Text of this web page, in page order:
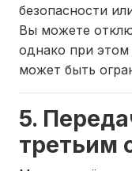
безопасности
Вы можете
однако при этом
может быть
5.
третьим